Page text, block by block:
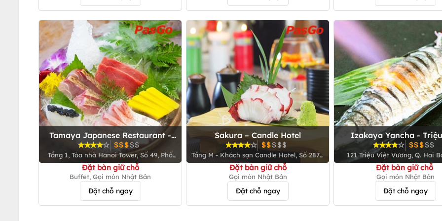
Tamaya Japanese Restaurant -
Hai Bà Trưng
Tầng 1, Tòa nhà Hanoi Tower, Số 49, Phố
Hai Bà Trưng, Q. Hoàn Kiếm
Đặt bàn giữ chỗ
Buffet, Gọi món Nhật Bản
Đặt chỗ ngay
Sakura – Candle Hotel
Tầng M - Khách sạn Candle Hotel, Số 287 -
301 Đội Cấn, Q. Ba Đình
Đặt bàn giữ chỗ
Gọi món Nhật Bản
Đặt chỗ ngay
Izakaya Yancha -
Vương
121 Triệu Việt Vương, Q. Hai
Đặt bàn giữ chỗ
Gọi món Nhật Bản
Đặt chỗ ngay